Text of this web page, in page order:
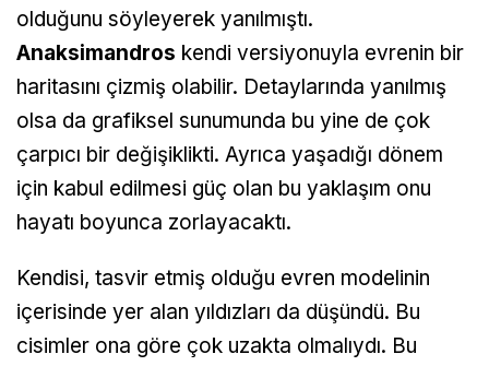
olduğunu söyleyerek yanılmıştı.
Anaksimandros kendi versiyonuyla evrenin bir
haritasını çizmiş olabilir. Detaylarında yanılmış
olsa da grafiksel sunumunda bu yine de çok
çarpıcı bir değişiklikti. Ayrıca yaşadığı dönem
için kabul edilmesi güç olan bu yaklaşım onu
hayatı boyunca zorlayacaktı.
Kendisi, tasvir etmiş olduğu evren modelinin
içerisinde yer alan yıldızları da düşündü. Bu
cisimler ona göre çok uzakta olmalıydı. Bu